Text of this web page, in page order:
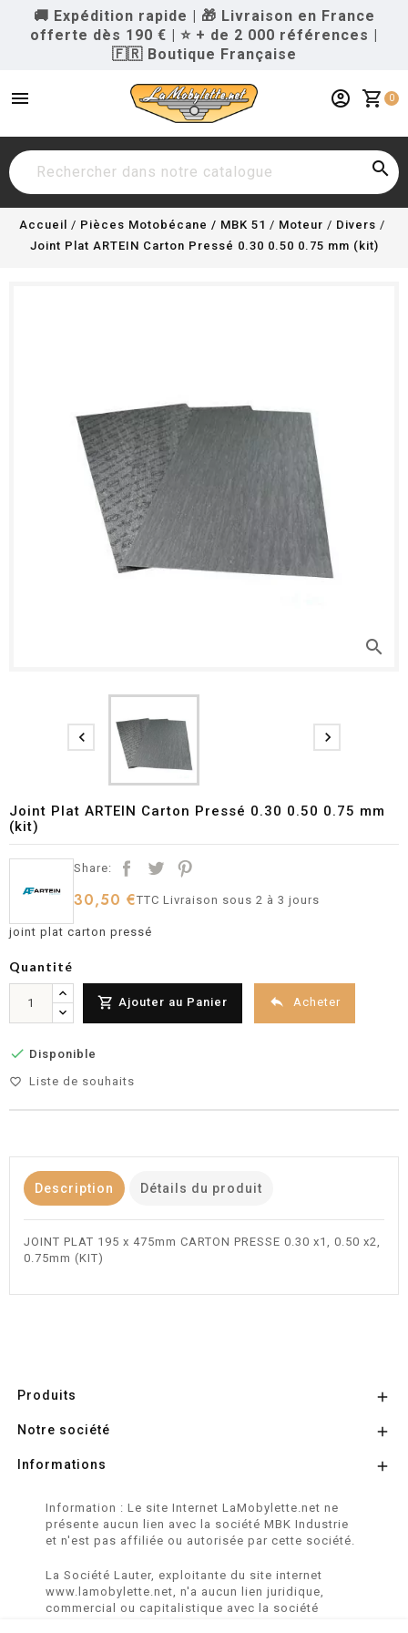
🚚 Expédition rapide | 🎁 Livraison en France
offerte dès 190 € | ⭐ + de 2 000 références |
🇫🇷 Boutique Française
menu shopping_cart 0
account_circle

Accueil Pièces Motobécane / MBK 51 Moteur
Divers
Joint Plat ARTEIN Carton Pressé 0.30 0.50 0.75 mm (kit)
search
 
Joint Plat ARTEIN Carton Pressé 0.30 0.50 0.75 mm
(kit)
Share:
30,50 €TTCLivraison sous 2 à 3 jours
joint plat carton pressé
Quantité
 Ajouter au Panier  Acheter
 Disponible
favorite_border Liste de souhaits
Description Détails du produit
JOINT PLAT 195 x 475mm CARTON PRESSE 0.30 x1, 0.50 x2,
0.75mm (KIT)
Produits 
Notre société 
Informations 
Information : Le site Internet LaMobylette.net ne
présente aucun lien avec la société MBK Industrie
et n'est pas affiliée ou autorisée par cette société.
La Société Lauter, exploitante du site internet
www.lamobylette.net, n'a aucun lien juridique,
commercial ou capitalistique avec la société